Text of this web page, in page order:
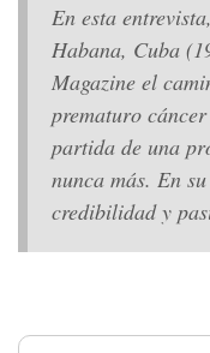
En esta
Habana, Cuba
Magazine el
prematuro
partida de una
nunca más. En
credibilidad y